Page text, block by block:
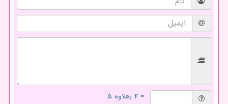
= ۴ بعلاوه ۵